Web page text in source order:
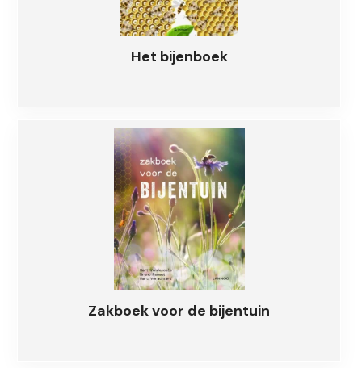
Het bijenboek
Zakboek voor de bijentuin